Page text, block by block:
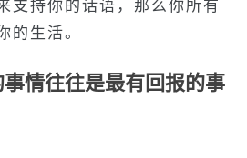
支持你的话语，那么你所有
的生活。
情往往是最有回报的事